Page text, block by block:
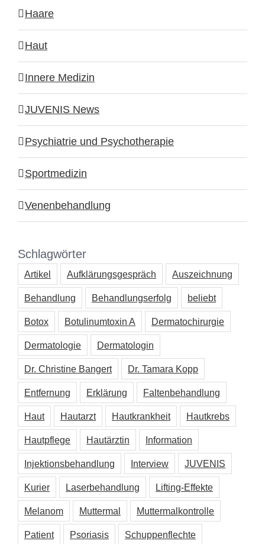
Haare
Haut
Innere Medizin
JUVENIS News
Psychiatrie und Psychotherapie
Sportmedizin
Venenbehandlung
Schlagwörter
Artikel Aufklärungsgespräch Auszeichnung
Behandlung Behandlungserfolg beliebt
Botox Botulinumtoxin A Dermatochirurgie
Dermatologie Dermatologin
Dr. Christine Bangert Dr. Tamara Kopp
Entfernung Erklärung Faltenbehandlung
Haut Hautarzt Hautkrankheit Hautkrebs
Hautpflege Hautärztin Information
Injektionsbehandlung Interview JUVENIS
Kurier Laserbehandlung Lifting-Effekte
Melanom Muttermal Muttermalkontrolle
Patient Psoriasis Schuppenflechte